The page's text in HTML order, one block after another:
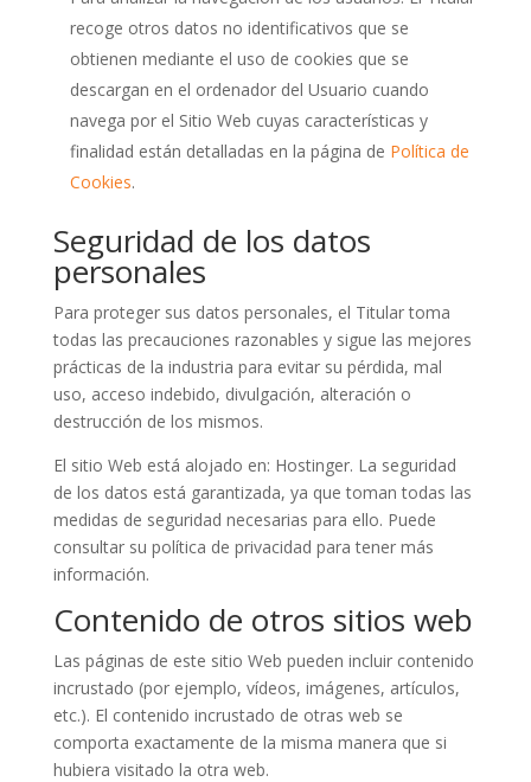
recoge otros datos no identificativos que se
obtienen mediante el uso de cookies que se
descargan en el ordenador del Usuario cuando
navega por el Sitio Web cuyas características y
finalidad están detalladas en la página de Política de
Cookies.
Seguridad de los datos
personales
Para proteger sus datos personales, el Titular toma
todas las precauciones razonables y sigue las mejores
prácticas de la industria para evitar su pérdida, mal
uso, acceso indebido, divulgación, alteración o
destrucción de los mismos.
El sitio Web está alojado en: Hostinger. La seguridad
de los datos está garantizada, ya que toman todas las
medidas de seguridad necesarias para ello. Puede
consultar su política de privacidad para tener más
información.
Contenido de otros sitios web
Las páginas de este sitio Web pueden incluir contenido
incrustado (por ejemplo, vídeos, imágenes, artículos,
etc.). El contenido incrustado de otras web se
comporta exactamente de la misma manera que si
hubiera visitado la otra web.